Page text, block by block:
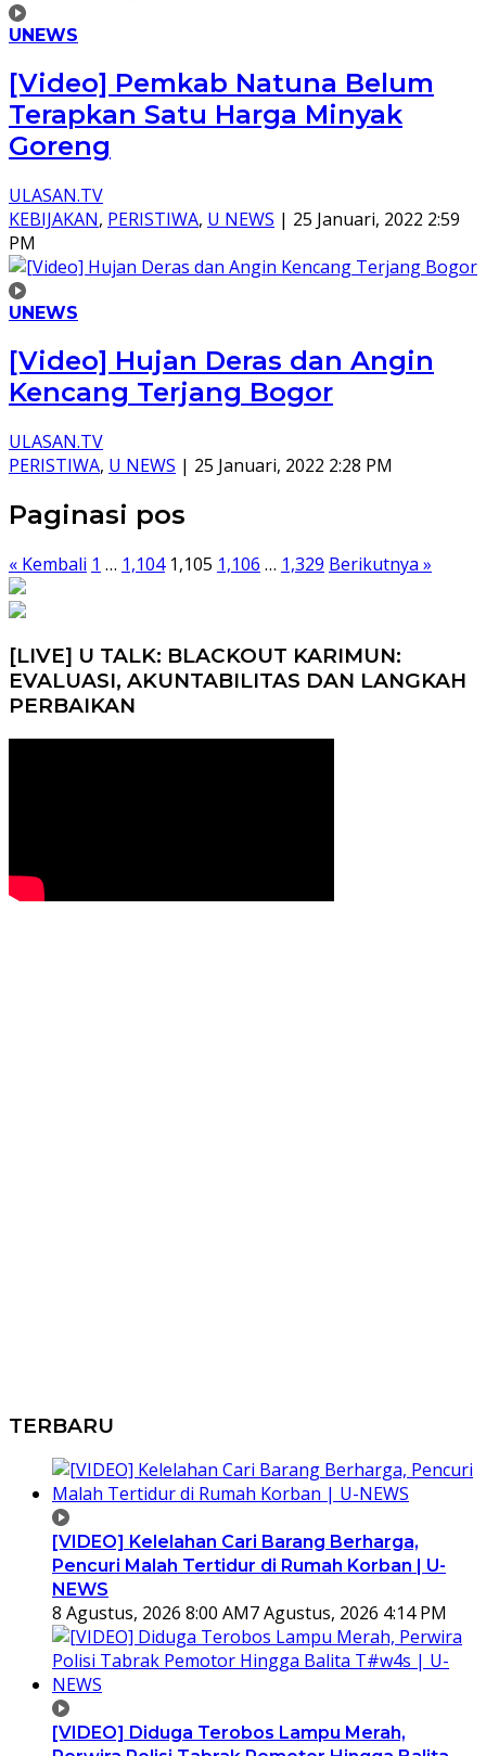
UNEWS
[Video] Pemkab Natuna Belum
Terapkan Satu Harga Minyak
Goreng
ULASAN.TV
KEBIJAKAN, PERISTIWA, U NEWS | 25 Januari, 2022 2:59
PM
UNEWS
[Video] Hujan Deras dan Angin
Kencang Terjang Bogor
ULASAN.TV
PERISTIWA, U NEWS | 25 Januari, 2022 2:28 PM
Paginasi pos
« Kembali 1 … 1,104 1,105 1,106 … 1,329 Berikutnya »
[LIVE] U TALK: BLACKOUT KARIMUN:
EVALUASI, AKUNTABILITAS DAN LANGKAH
PERBAIKAN
TERBARU
[VIDEO] Kelelahan Cari Barang Berharga,
Pencuri Malah Tertidur di Rumah Korban | U-
NEWS
8 Agustus, 2026 8:00 AM7 Agustus, 2026 4:14 PM
[VIDEO] Diduga Terobos Lampu Merah,